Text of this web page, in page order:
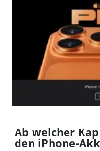
Ab welcher
den iPhone-